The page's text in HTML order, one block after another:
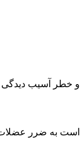
و خطر آسیب دیدگی
است به ضرر